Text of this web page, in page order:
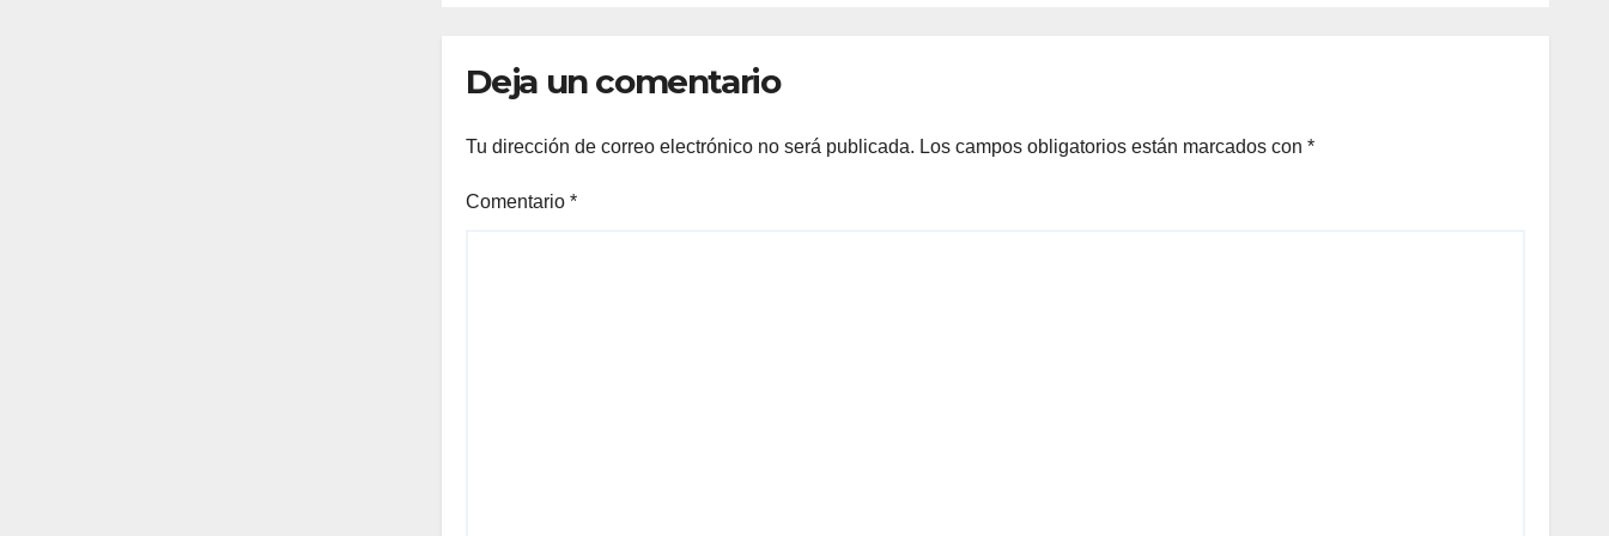
Deja un comentario
Tu dirección de correo electrónico no será publicada. Los campos obligatorios están marcados con *
Comentario *